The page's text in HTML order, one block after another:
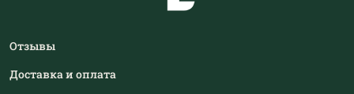
Отзывы
Доставка и оплата